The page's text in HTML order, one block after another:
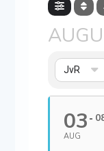
JvR
03
AUG